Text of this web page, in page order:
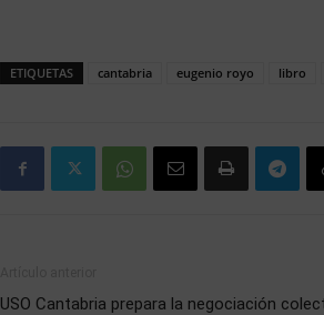
ETIQUETAS cantabria eugenio royo libro
USO Cantabria prepara la negociación